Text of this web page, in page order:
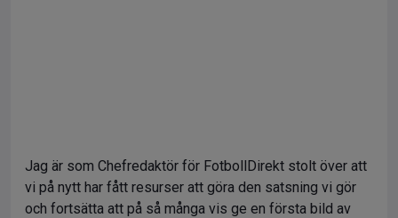
Jag är som Chefredaktör för FotbollDirekt stolt över att
vi på nytt har fått resurser att göra den satsning vi gör
och fortsätta att på så många vis ge en första bild av